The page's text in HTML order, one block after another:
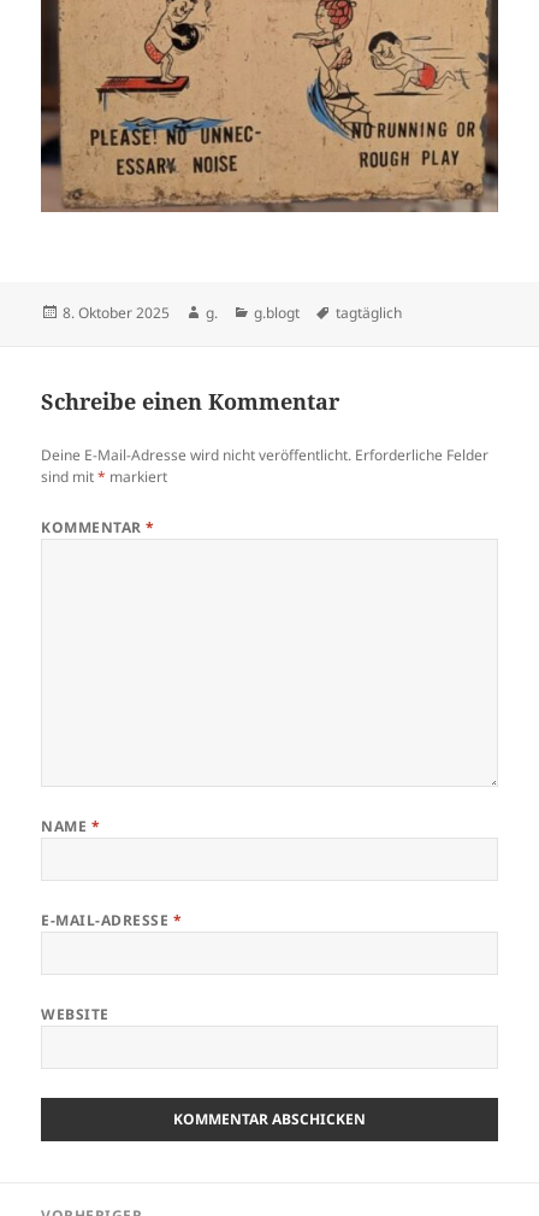
Veröffentlicht
8. Oktober 2025 Autor
g. Kategorien
g.blogt Schlagwörter
tagtäglich
Schreibe einen Kommentar
Deine E-Mail-Adresse wird nicht veröffentlicht. Erforderliche Felder
sind mit* markiert
KOMMENTAR*
NAME *
E-MAIL-ADRESSE *
WEBSITE